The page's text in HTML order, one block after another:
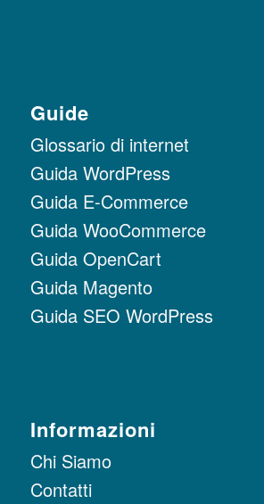
Guide
Glossario di internet
Guida WordPress
Guida E-Commerce
Guida WooCommerce
Guida OpenCart
Guida Magento
Guida SEO WordPress
Informazioni
Chi Siamo
Contatti